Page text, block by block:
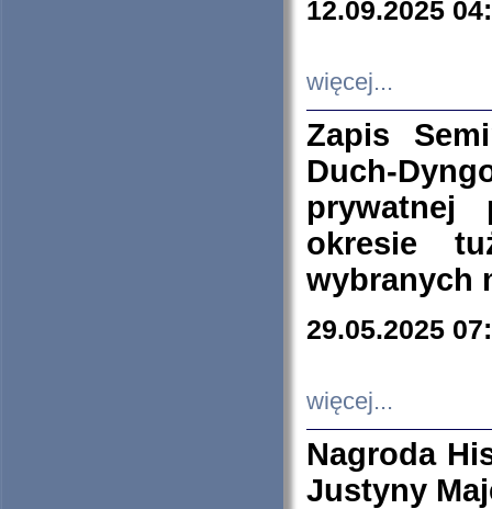
12.09.2025
więcej...
Zapis
Duch-
prywatnej
okresie
wybranych
29.05.2025
więcej...
Nagroda
Justyny